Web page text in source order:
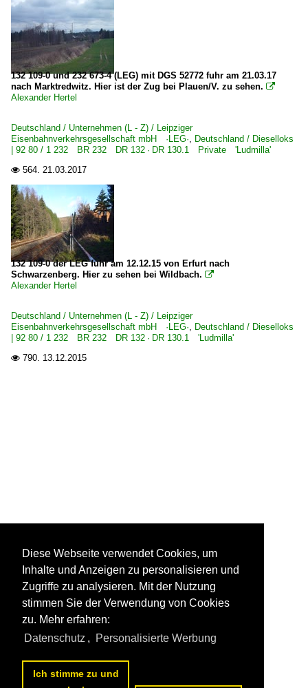
132 109-0 und 232 673-4 (LEG) mit DGS 52772 fuhr am 21.03.17
nach Marktredwitz. Hier ist der Zug bei Plauen/V. zu sehen. 
Alexander Hertel
Deutschland / Unternehmen (L - Z) / Leipziger
Eisenbahnverkehrsgesellschaft mbH ·LEG·, Deutschland / Dieselloks
| 92 80 / 1 232 BR 232 DR 132 · DR 130.1 Private 'Ludmilla'
 564. 21.03.2017
132 109-0 der LEG fuhr am 12.12.15 von Erfurt nach
Schwarzenberg. Hier zu sehen bei Wildbach. 
Alexander Hertel
Deutschland / Unternehmen (L - Z) / Leipziger
Eisenbahnverkehrsgesellschaft mbH ·LEG·, Deutschland / Dieselloks
| 92 80 / 1 232 BR 232 DR 132 · DR 130.1 'Ludmilla'
 790. 13.12.2015
Diese Webseite verwendet Cookies, um
Inhalte und Anzeigen zu personalisieren und
Zugriffe zu analysieren. Mit der Nutzung
stimmen Sie der Verwendung von Cookies
zu. Mehr erfahren:
Datenschutz , Personalisierte Werbung
Ich stimme zu und